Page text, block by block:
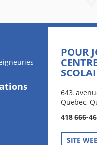
POUR
643,
Québec,
418 666-
SITE